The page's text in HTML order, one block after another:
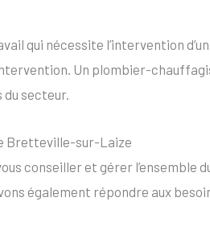
qui nécessite l’intervention
Un plombier-
du secteur.
Bretteville-sur-Laize
conseiller et gérer
également répondre aux